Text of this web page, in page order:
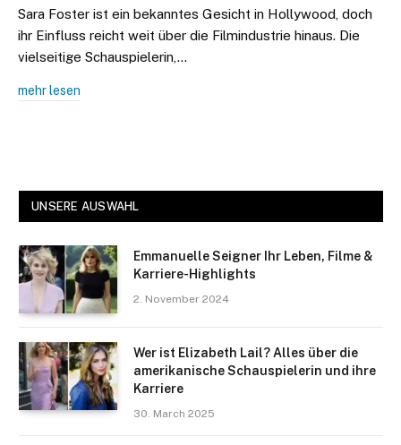
Sara Foster ist ein bekanntes Gesicht in Hollywood, doch
ihr Einfluss reicht weit über die Filmindustrie hinaus. Die
vielseitige Schauspielerin,…
mehr lesen
UNSERE AUSWAHL
Emmanuelle Seigner Ihr Leben, Filme &
Karriere-Highlights
2. November 2024
Wer ist Elizabeth Lail? Alles über die
amerikanische Schauspielerin und ihre
Karriere
30. March 2025